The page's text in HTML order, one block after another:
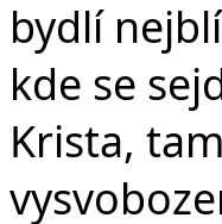
bydlí
kde se
Krista,